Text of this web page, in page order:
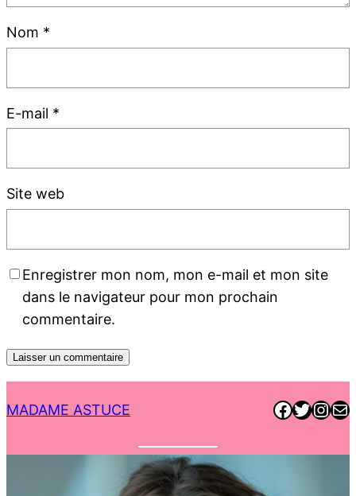
Nom *
E-mail *
Site web
Enregistrer mon nom, mon e-mail et mon site
dans le navigateur pour mon prochain
commentaire.
MADAME ASTUCE Twitter
E-